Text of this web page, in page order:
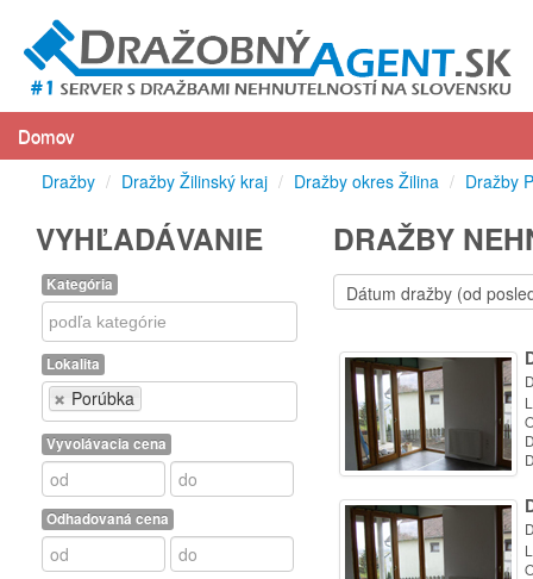
Domov
Dražby / Dražby Žilinský kraj / Dražby okres Žilina / Dražby
VYHĽADÁVANIE
Kategória
Kategória
Lokalita
Porúbka
Lokalita
Vyvolávacia cena
Odhadovaná cena
DRAŽBY